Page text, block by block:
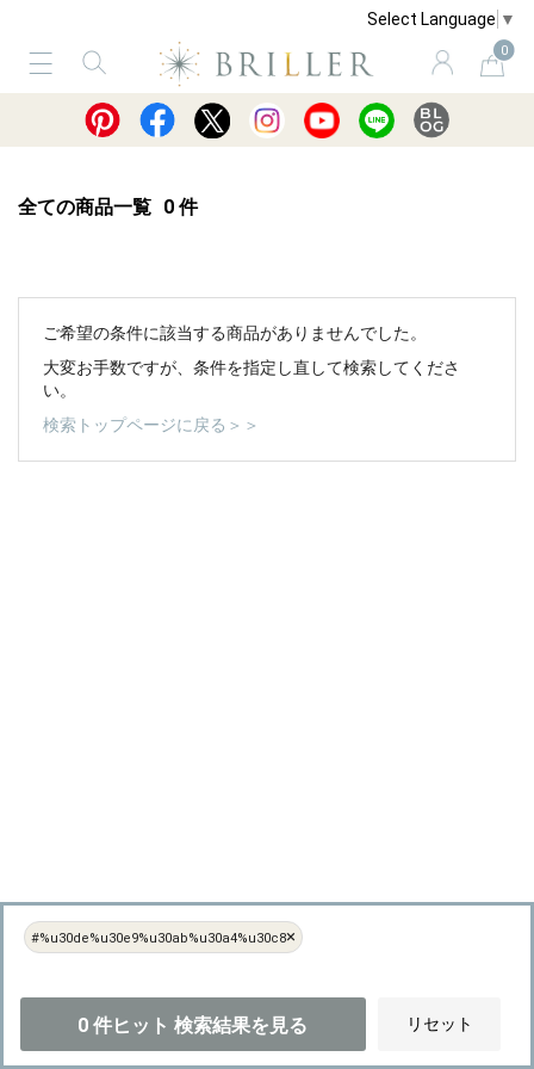
#%u30de%u30e9%u30ab%u30a4%u30c8×
0 件ヒット 検索結果を見る リセット
Select Language ▼
0
サービス ショッピングガイド 買取
全ての商品一覧 0 件
ご希望の条件に該当する商品がありませんでした。
大変お手数ですが、条件を指定し直して検索してくださ
い。
検索トップページに戻る＞＞